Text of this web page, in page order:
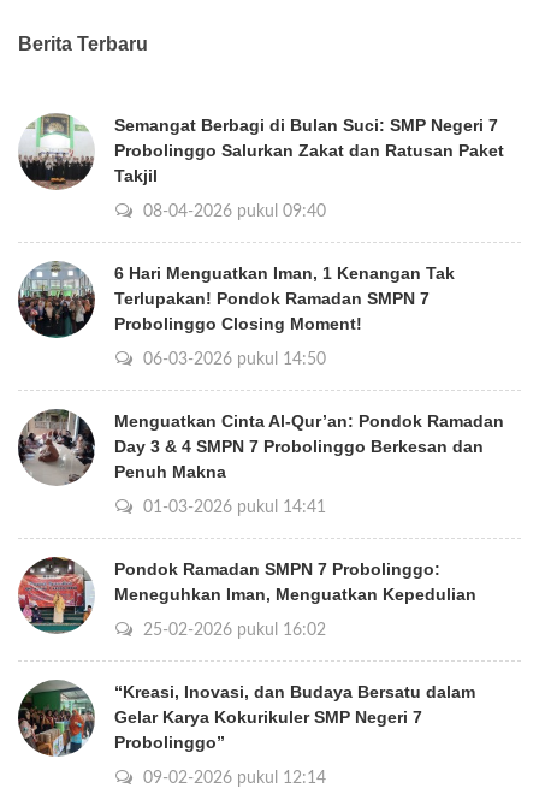
Berita Terbaru
Semangat Berbagi di Bulan Suci: SMP Negeri 7
Probolinggo Salurkan Zakat dan Ratusan Paket
Takjil
08-04-2026 pukul 09:40
6 Hari Menguatkan Iman, 1 Kenangan Tak
Terlupakan! Pondok Ramadan SMPN 7
Probolinggo Closing Moment!
06-03-2026 pukul 14:50
Menguatkan Cinta Al-Qur’an: Pondok Ramadan
Day 3 & 4 SMPN 7 Probolinggo Berkesan dan
Penuh Makna
01-03-2026 pukul 14:41
Pondok Ramadan SMPN 7 Probolinggo:
Meneguhkan Iman, Menguatkan Kepedulian
25-02-2026 pukul 16:02
“Kreasi, Inovasi, dan Budaya Bersatu dalam
Gelar Karya Kokurikuler SMP Negeri 7
Probolinggo”
09-02-2026 pukul 12:14